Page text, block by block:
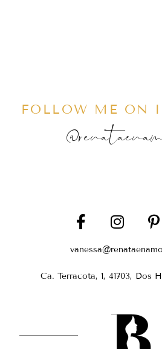
FOLLOW ME ON
Ca. Terracota, 1, 41703, Dos